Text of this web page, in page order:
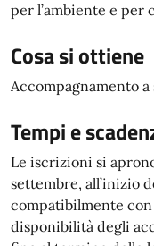
per l’ambiente e per
Cosa si ottiene
Accompagnamento
Tempi e
Le iscrizioni si
settembre, all’inizio
compatibilmente con
disponibilità degli